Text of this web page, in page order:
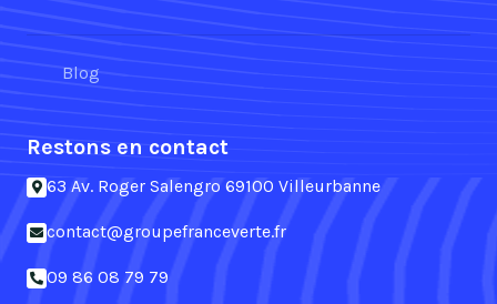
Blog
Restons en contact
63 Av. Roger Salengro 69100 Villeurbanne
contact@groupefranceverte.fr
09 86 08 79 79